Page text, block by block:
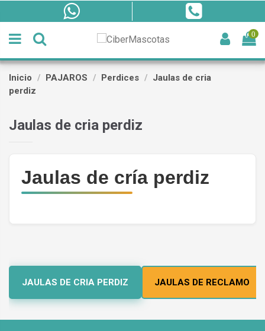
0
Inicio PAJAROS Perdices
Jaulas de cria
perdiz
Jaulas de cria perdiz
Jaulas de cría perdiz
JAULAS DE CRIA PERDIZ JAULAS DE RECLAMO